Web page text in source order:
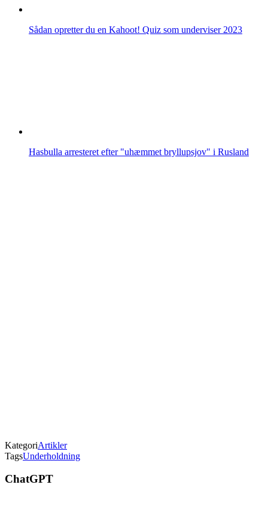
Sådan opretter du en Kahoot! Quiz som underviser 2023
Hasbulla arresteret efter "uhæmmet bryllupsjov" i Rusland
KategoriArtikler
TagsUnderholdning
ChatGPT